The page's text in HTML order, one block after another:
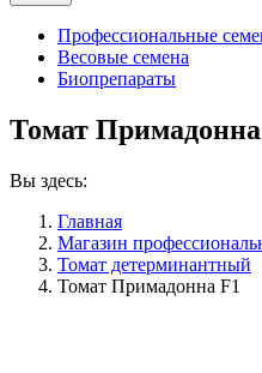
Профессиональные
Весовые семена
Биопрепараты
Томат
Вы здесь:
Главная
Магазин
Томат детерминантный
Томат Примадонна F1